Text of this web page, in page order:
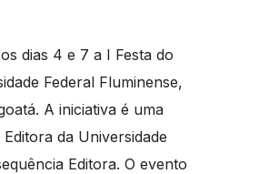
dias 4 e 7 a I Festa do
Federal Fluminense,
A iniciativa é uma
da Universidade
Editora. O evento